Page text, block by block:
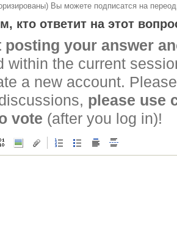
Вы можете подписатся на
кто ответит на этот
posting your answer
within the current
a new account.
please use
vote (after you log in)!